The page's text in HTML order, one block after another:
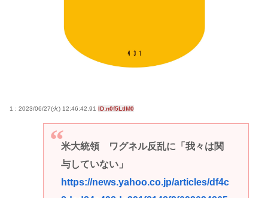
1 : 2023/06/27(火) 12:46:42.91 ID:n0f5LtIM0
米大統領 ワグネル反乱に「我々は関
与していない」
https://news.yahoo.co.jp/articles/df4c